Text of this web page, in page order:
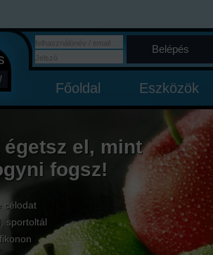
Belépés
Főoldal Eszközök
el, mint
fogsz!
célodat
sportoltál